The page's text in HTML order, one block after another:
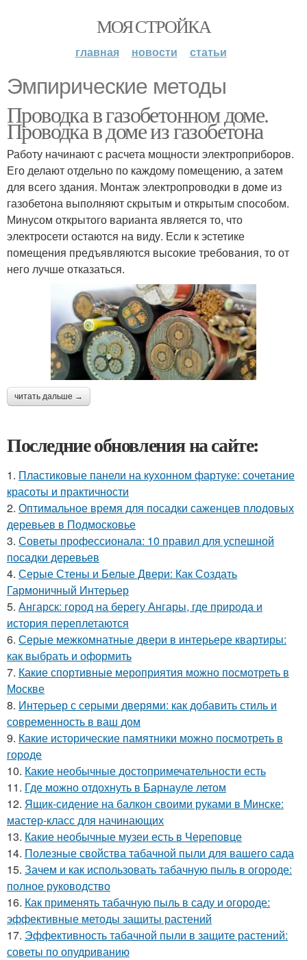
МОЯ СТРОЙКА
главная новости статьи
Эмпирические методы
Проводка в газобетонном доме.
Проводка в доме из газобетона
Работу начинают с расчета мощности электроприборов.
Его делают отдельно по каждому помещению, а затем
для всего здания. Монтаж электропроводки в доме из
газобетона выполняют скрытым и открытым способом.
Минусом открытого варианта является то, что
электросети остаются на виду. Если к эстетике
помещения предъявляются высокие требования, то от
него лучше отказаться.
читать дальше →
Последние обновления на сайте:
1. Пластиковые панели на кухонном фартуке: сочетание
красоты и практичности
2. Оптимальное время для посадки саженцев плодовых
деревьев в Подмосковье
3. Советы профессионала: 10 правил для успешной
посадки деревьев
4. Серые Стены и Белые Двери: Как Создать
Гармоничный Интерьер
5. Ангарск: город на берегу Ангары, где природа и
история переплетаются
6. Серые межкомнатные двери в интерьере квартиры:
как выбрать и оформить
7. Какие спортивные мероприятия можно посмотреть в
Москве
8. Интерьер с серыми дверями: как добавить стиль и
современность в ваш дом
9. Какие исторические памятники можно посмотреть в
городе
10. Какие необычные достопримечательности есть
11. Где можно отдохнуть в Барнауле летом
12. Ящик-сидение на балкон своими руками в Минске:
мастер-класс для начинающих
13. Какие необычные музеи есть в Череповце
14. Полезные свойства табачной пыли для вашего сада
15. Зачем и как использовать табачную пыль в огороде:
полное руководство
16. Как применять табачную пыль в саду и огороде:
эффективные методы защиты растений
17. Эффективность табачной пыли в защите растений:
советы по опудриванию